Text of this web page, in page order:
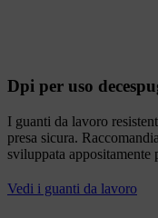
Dpi per uso
I guanti da lavoro
presa sicura.
sviluppata
Vedi i guanti da lavoro